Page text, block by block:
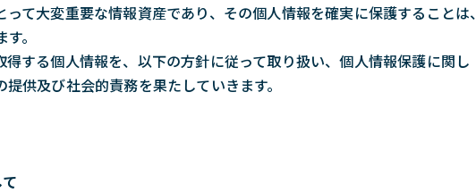
て大変重要な情報資産であり、その個人情報を確実に保護することは、
。
する個人情報を、以下の方針に従って取り扱い、個人情報保護に関し
供及び社会的責務を果たしていきます。